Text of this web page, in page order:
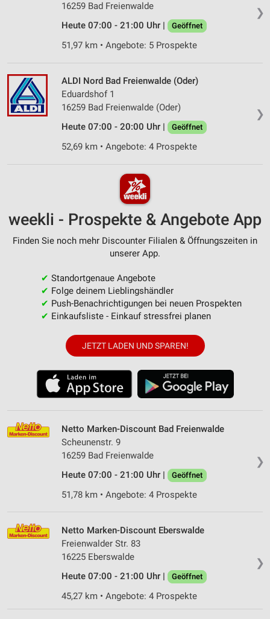
❯
16259 Bad Freienwalde
Heute 07:00 - 21:00 Uhr |
Geöffnet
51,97 km • Angebote: 5 Prospekte
❯
ALDI Nord Bad Freienwalde (Oder)
Eduardshof 1
16259 Bad Freienwalde (Oder)
Heute 07:00 - 20:00 Uhr |
Geöffnet
52,69 km • Angebote: 4 Prospekte
weekli - Prospekte & Angebote App
Finden Sie noch mehr Discounter Filialen & Öffnungszeiten in
unserer App.
✔ Standortgenaue Angebote
✔ Folge deinem Lieblingshändler
✔ Push-Benachrichtigungen bei neuen Prospekten
✔ Einkaufsliste - Einkauf stressfrei planen
JETZT LADEN UND SPAREN!
❯
Netto Marken-Discount Bad Freienwalde
Scheunenstr. 9
16259 Bad Freienwalde
Heute 07:00 - 21:00 Uhr |
Geöffnet
51,78 km • Angebote: 4 Prospekte
❯
Netto Marken-Discount Eberswalde
Freienwalder Str. 83
16225 Eberswalde
Heute 07:00 - 21:00 Uhr |
Geöffnet
45,27 km • Angebote: 4 Prospekte